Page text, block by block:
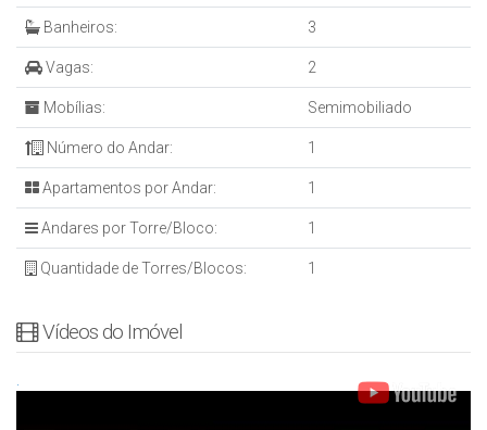
Banheiros: 3
Vagas: 2
Mobílias: Semimobiliado
Número do Andar: 1
Apartamentos por Andar: 1
Andares por Torre/Bloco: 1
Quantidade de Torres/Blocos: 1
Vídeos do Imóvel
.